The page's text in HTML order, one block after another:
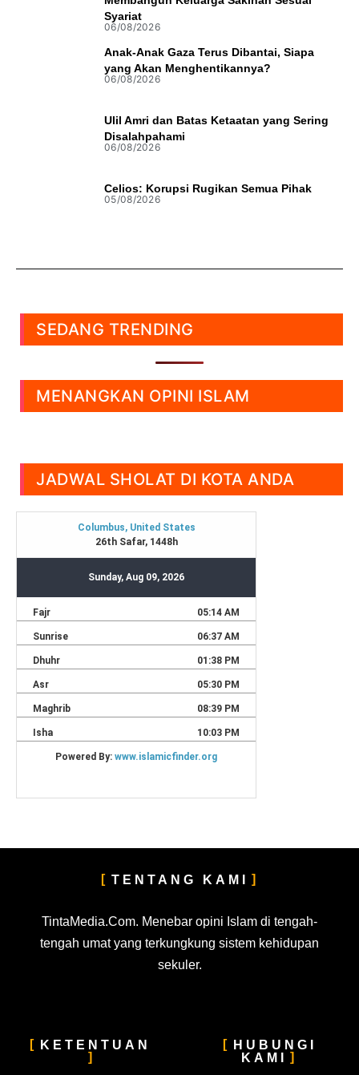
Syariat
06/08/2026
Anak-Anak Gaza Terus Dibantai, Siapa
yang Akan Menghentikannya?
06/08/2026
Ulil Amri dan Batas Ketaatan yang Sering
Disalahpahami
06/08/2026
Celios: Korupsi Rugikan Semua Pihak
05/08/2026
SEDANG TRENDING
MENANGKAN OPINI ISLAM
JADWAL SHOLAT DI KOTA ANDA
TENTANG KAMI
TintaMedia.Com. Menebar opini Islam di tengah-
tengah umat yang terkungkung sistem kehidupan
sekuler.
KETENTUAN
HUBUNGI
KAMI